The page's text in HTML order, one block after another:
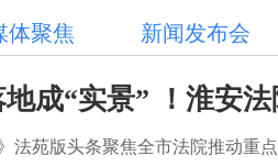
体聚焦 新闻发布会
地成“实景” ！淮安
法苑版头条聚焦全市法院推动重